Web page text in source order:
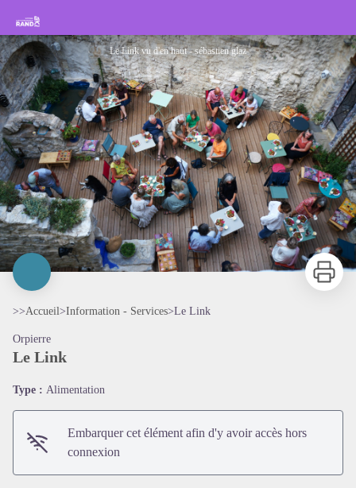
Rando Sisteron Buëch Baronnies Provençales
Le Link vu d'en haut - sébastien glaz
Imprimer
>>Accueil>Information - Services>Le Link
Orpierre
Le Link
Type : Alimentation
Embarquer cet élément afin d'y avoir accès hors
connexion